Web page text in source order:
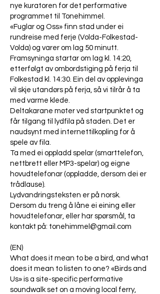
nye kuratoren for det performative
programmet til Tonehimmel.
«Fuglar og Oss» finn stad under ei
rundreise med ferje (Volda-Folkestad-
Volda) og varer om lag 50 minutt.
Framsyninga startar om lag kl. 14:20,
etterfølgt av ombordstiging på ferja til
Folkestad kl. 14:30. Ein del av opplevinga
vil skje utandørs på ferja, så vi tilrår å ta
med varme klede.
Deltakarane møter ved startpunktet og
får tilgang til lydfila på staden. Det er
naudsynt med internettilkopling for å
spele av fila.
Ta med ei oppladd spelar (smarttelefon,
nettbrett eller MP3-spelar) og eigne
hovudtelefonar (oppladde, dersom dei er
trådlause).
Lydvandringsteksten er på norsk.
Dersom du treng å låne ei eining eller
hovudtelefonar, eller har spørsmål, ta
kontakt på: tonehimmel@gmail.com
(EN)
What does it mean to be a bird, and what
does it mean to listen to one? «Birds and
Us» is a site-specific performative
soundwalk set on a moving local ferry,